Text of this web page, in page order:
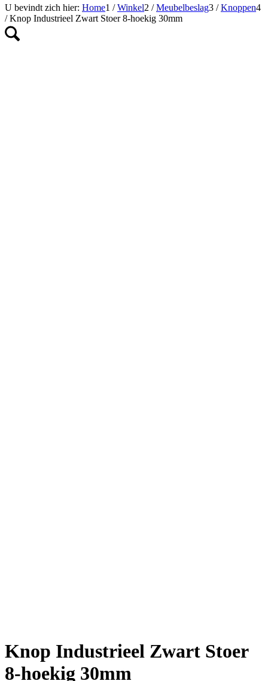
U bevindt zich hier: Home1 / Winkel2 / Meubelbeslag3 / Knoppen4
/ Knop Industrieel Zwart Stoer 8-hoekig 30mm
Knop Industrieel Zwart Stoer
8-hoekig 30mm